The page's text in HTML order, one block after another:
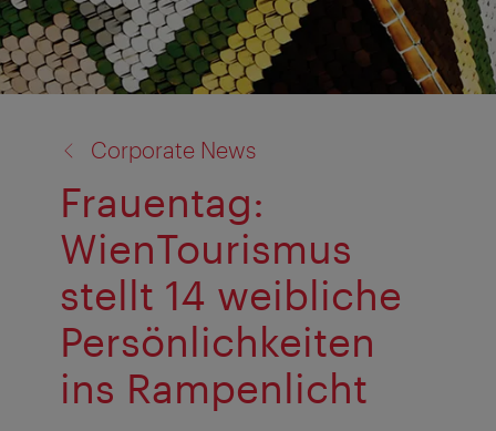
Corporate News
Frauentag:
WienTourismus
stellt 14 weibliche
Persönlichkeiten
ins Rampenlicht